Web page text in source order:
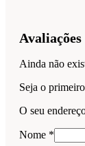
Avaliações
Ainda não
Seja o
O seu
Nome *